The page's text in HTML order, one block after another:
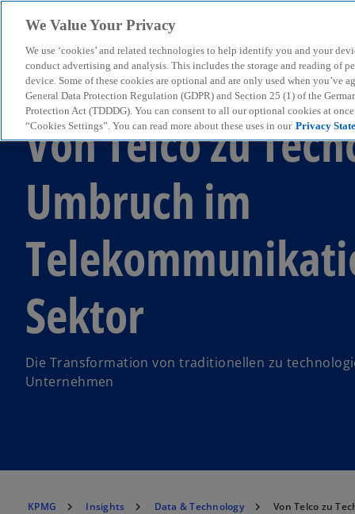
menu
Von Telco zu
Umbruch im
Sektor
Die Transformation von traditionellen zu
Unternehmen
KPMG Insights Data & Technology Von Telco zu
We Value Your Privacy
We use ‘cookies’ and related technologies to help identify you and your
conduct advertising and analysis. This includes the storage and reading of
device. Some of these cookies are optional and are only used when you’ve
General Data Protection Regulation (GDPR) and Section 25 (1) of the
Protection Act (TDDDG). You can consent to all our optional cookies at
“Cookies Settings”. You can read more about these uses in our Privacy